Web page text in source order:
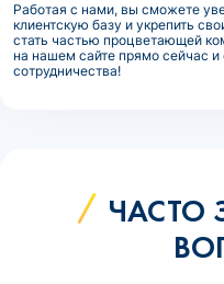
Работая с нами, вы сможете
клиентскую базу и укрепить
стать частью процветающей
на нашем сайте прямо сейчас
сотрудничества!
ЧАСТО